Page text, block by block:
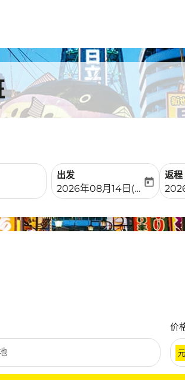
出发
fc-booking-departure-
2026年08月14日(周五)
today
返程
fc-
价
元